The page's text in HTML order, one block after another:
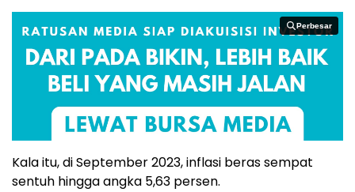
Perbesar
Perbesar
Kala itu, di September 2023, inflasi beras sempat
sentuh hingga angka 5,63 persen.